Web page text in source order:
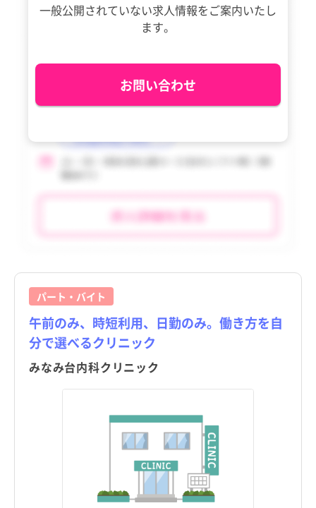
一般公開されていない求人情報をご案内いたし
ます。
お問い合わせ
パート・バイト
午前のみ、時短利用、日勤のみ。働き方を自
分で選べるクリニック
みなみ台内科クリニック